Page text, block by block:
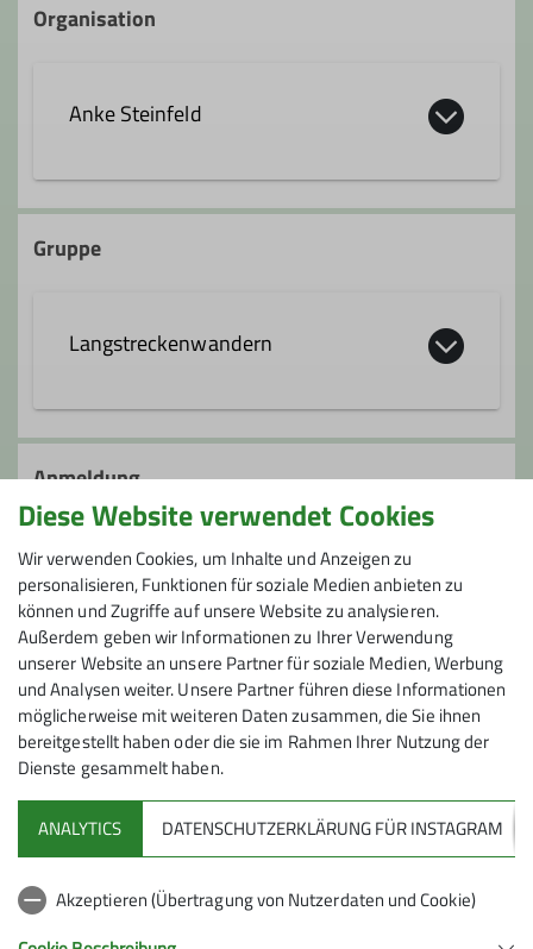
Organisation
Anke Steinfeld
+49 163 7727270
Ämter
Wanderleiter/-in Gruppenleiter/-in
Gruppe
Langstreckenwandern
Langstreckenwanderungen (LSW) sind
sportliche Wanderungen, auf denen meist
zusätzlich noch Höhenmeter bewältigt
werden müssen. Wir bieten Euch drei
Kategorien: LSW light für Einsteiger – hier
wandern wir ca. 21 km. LSW zwischen 25
und 35 km sowie sehr sportliche LSW
plus ab 35 km. Ob Ausprobierer,
sportlicher Wanderer oder
Wanderverrückter, jeder ist eingeladen
bei uns mitzuwandern. Gäste, die noch
kein DAV-Mitglied sind, sind ebenfalls
herzlich willkommen!
Für alle Wanderungen gilt:
Rucksackverpflegung, ausreichend
Wasser, ggf. Wanderstöcke, festes
Schuhwerk, gute Kondition und die Bitte
Anmeldung
Anfrage senden
Anmeldung ab / bis
22.05.2026 / 19.06.2026
Maximale Teilnehmeranzahl
15
Diese Website verwendet Cookies
Wir verwenden Cookies, um Inhalte und Anzeigen zu
personalisieren, Funktionen für soziale Medien anbieten zu
können und Zugriffe auf unsere Website zu analysieren.
Außerdem geben wir Informationen zu Ihrer Verwendung
unserer Website an unsere Partner für soziale Medien, Werbung
und Analysen weiter. Unsere Partner führen diese Informationen
möglicherweise mit weiteren Daten zusammen, die Sie ihnen
bereitgestellt haben oder die sie im Rahmen Ihrer Nutzung der
Dienste gesammelt haben.
ANALYTICS DATENSCHUTZERKLÄRUNG FÜR INSTAGRAM
Akzeptieren (Übertragung von Nutzerdaten und Cookie)